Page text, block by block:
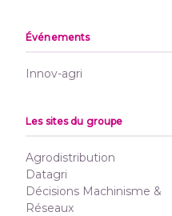
Événements
Innov-agri
Les sites du groupe
Agrodistribution
Datagri
Décisions Machinisme &
Réseaux